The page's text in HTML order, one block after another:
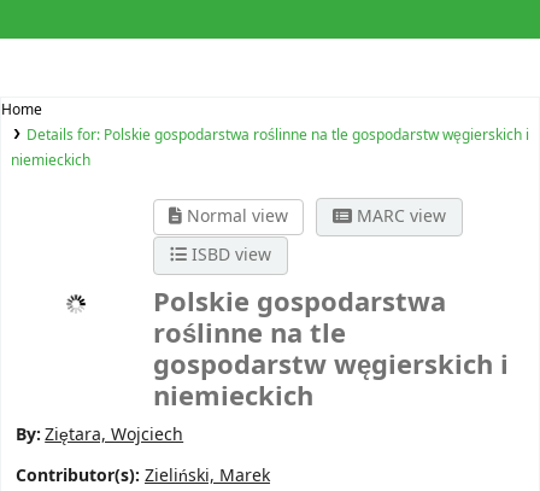
Home
Details for: Polskie gospodarstwa roślinne na tle gospodarstw węgierskich i
niemieckich
Normal view
MARC view
ISBD view
Polskie gospodarstwa
roślinne na tle
gospodarstw węgierskich i
niemieckich
By:Ziętara, Wojciech
Contributor(s): Zieliński, Marek